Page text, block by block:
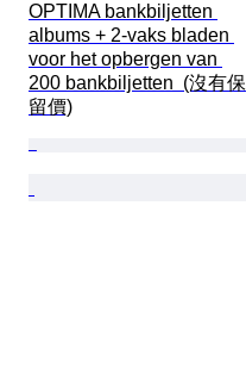
OPTIMA bankbiljetten
albums + 2-vaks bladen
voor het opbergen van
200 bankbiljetten  (沒有保
留價)